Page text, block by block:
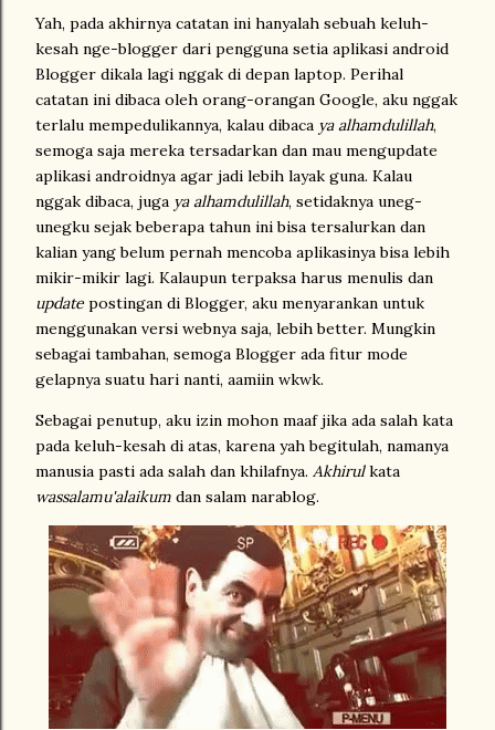
Yah, pada akhirnya catatan ini hanyalah sebuah keluh-
kesah nge-blogger dari pengguna setia aplikasi android
Blogger dikala lagi nggak di depan laptop. Perihal
catatan ini dibaca oleh orang-orangan Google, aku nggak
terlalu mempedulikannya, kalau dibaca ya alhamdulillah,
semoga saja mereka tersadarkan dan mau mengupdate
aplikasi androidnya agar jadi lebih layak guna. Kalau
nggak dibaca, juga ya alhamdulillah, setidaknya uneg-
unegku sejak beberapa tahun ini bisa tersalurkan dan
kalian yang belum pernah mencoba aplikasinya bisa lebih
mikir-mikir lagi. Kalaupun terpaksa harus menulis dan
update postingan di Blogger, aku menyarankan untuk
menggunakan versi webnya saja, lebih better. Mungkin
sebagai tambahan, semoga Blogger ada fitur mode
gelapnya suatu hari nanti, aamiin wkwk.
Sebagai penutup, aku izin mohon maaf jika ada salah kata
pada keluh-kesah di atas, karena yah begitulah, namanya
manusia pasti ada salah dan khilafnya. Akhirulkata
wassalamu'alaikum dan salam narablog.